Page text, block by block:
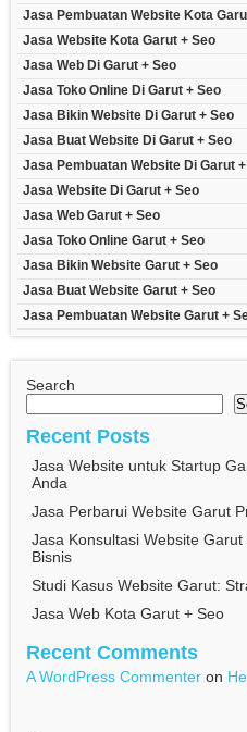
Jasa Pembuatan Website Kota
Jasa Website Kota Garut + Seo
Jasa Web Di Garut + Seo
Jasa Toko Online Di Garut + Seo
Jasa Bikin Website Di Garut + Seo
Jasa Buat Website Di Garut + Seo
Jasa Pembuatan Website Di Garut
Jasa Website Di Garut + Seo
Jasa Web Garut + Seo
Jasa Toko Online Garut + Seo
Jasa Bikin Website Garut + Seo
Jasa Buat Website Garut + Seo
Jasa Pembuatan Website Garut +
Search
Recent Posts
Jasa Website untuk Startup
Anda
Jasa Perbarui Website Garut
Jasa Konsultasi Website
Bisnis
Studi Kasus Website Garut:
Jasa Web Kota Garut + Seo
Recent Comments
A WordPress Commenter on